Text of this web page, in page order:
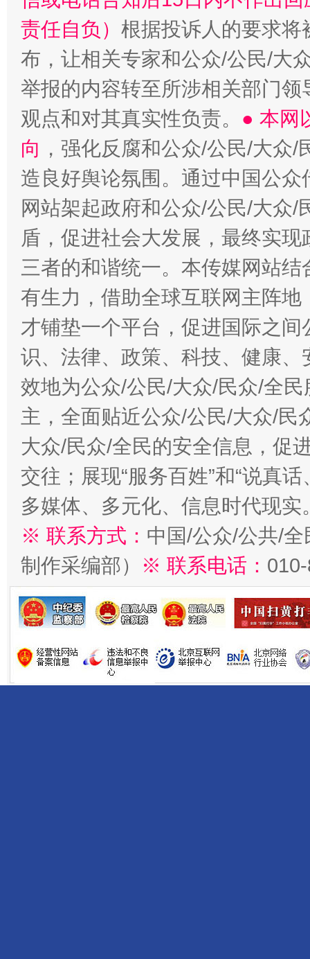
责任自负） 根据投诉人的要求将
布，让相关专家和公众/公民/大
举报的内容转至所涉相关部门
观点和对其真实性负责。 ● 本网
向 ，强化反腐和公众/公民/大众
造良好舆论氛围。通过中国公
网站架起政府和公众/公民/大众
盾，促进社会大发展，最终实
三者的和谐统一。本传媒网站
有生力，借助全球互联网主阵
才铺垫一个平台，促进国际之
识、法律、政策、科技、健康
效地为公众/公民/大众/民众/全
主，全面贴近公众/公民/大众/民
大众/民众/全民的安全信息，促
交往；展现“服务百姓”和“说真
多媒体、多元化、信息时代现实
※ 联系方式： 中国/公众/公共/
制作采编部）
※ 联系电话：